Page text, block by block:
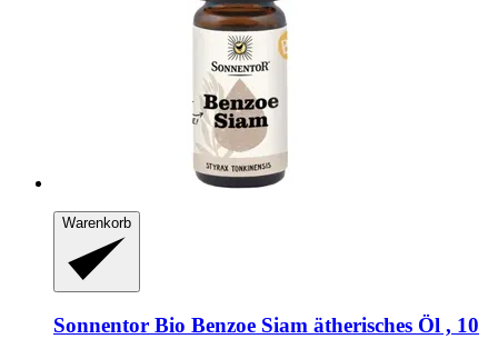
Warenkorb
Sonnentor Bio Benzoe Siam ätherisches Öl , 10